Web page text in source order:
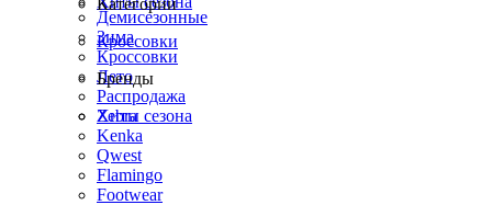
Демисезонные
Зима
Кроссовки
Лето
Распродажа
Хиты сезона
Категории
Кроссовки
Бренды
Zebra
Kenka
Qwest
Flamingo
Footwear